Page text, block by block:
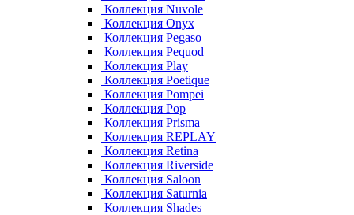
Коллекция Nuvole
Коллекция Onyx
Коллекция Pegaso
Коллекция Pequod
Коллекция Play
Коллекция Poetique
Коллекция Pompei
Коллекция Pop
Коллекция Prisma
Коллекция REPLAY
Коллекция Retina
Коллекция Riverside
Коллекция Saloon
Коллекция Saturnia
Коллекция Shades